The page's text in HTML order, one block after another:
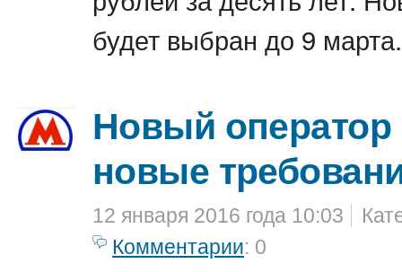
будет выбран до 9 марта.
Новый
новые
12 января 2016 года 10:03
Комментарии: 0